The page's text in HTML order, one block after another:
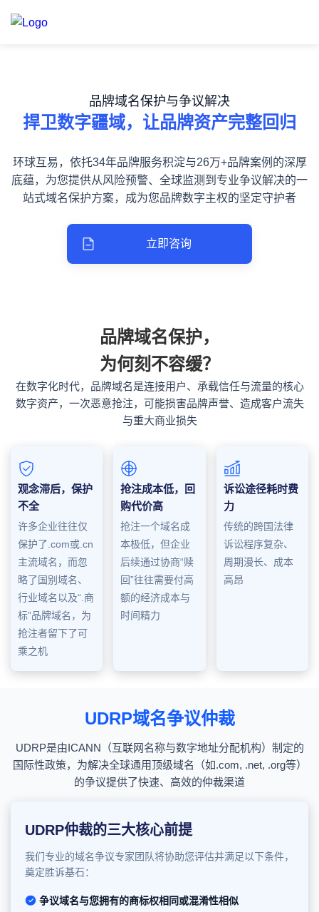
品牌域名保护与争议解决
捍卫数字疆域，让品牌资产完整回归
环球互易，依托34年品牌服务积淀与26万+品牌案例的深厚
底蕴，为您提供从风险预警、全球监测到专业争议解决的一
站式域名保护方案，成为您品牌数字主权的坚定守护者
立即咨询
品牌域名保护，
为何刻不容缓？
在数字化时代，品牌域名是连接用户、承载信任与流量的核心
数字资产，一次恶意抢注，可能损害品牌声誉、造成客户流失
与重大商业损失
观念滞后，保护
不全
许多企业往往仅
保护了.com或.cn
主流域名，而忽
略了国别域名、
行业域名以及“.商
标”品牌域名，为
抢注者留下了可
乘之机
抢注成本低，回
购代价高
抢注一个域名成
本极低，但企业
后续通过协商“赎
回”往往需要付高
额的经济成本与
时间精力
诉讼途径耗时费
力
传统的跨国法律
诉讼程序复杂、
周期漫长、成本
高昂
UDRP域名争议仲裁
UDRP是由ICANN（互联网名称与数字地址分配机构）制定的
国际性政策，为解决全球通用顶级域名（如.com, .net, .org等）
的争议提供了快速、高效的仲裁渠道
UDRP仲裁的三大核心前提
我们专业的域名争议专家团队将协助您评估并满足以下条件，
奠定胜诉基石：
争议域名与您拥有的商标权相同或混淆性相似